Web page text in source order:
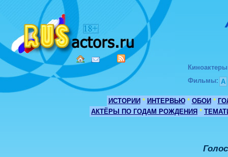
Киноактеры
Фильмы: А
ИСТОРИИ * ИНТЕРВЬЮ * ОБОИ *
АКТЁРЫ ПО ГОДАМ РОЖДЕНИЯ *